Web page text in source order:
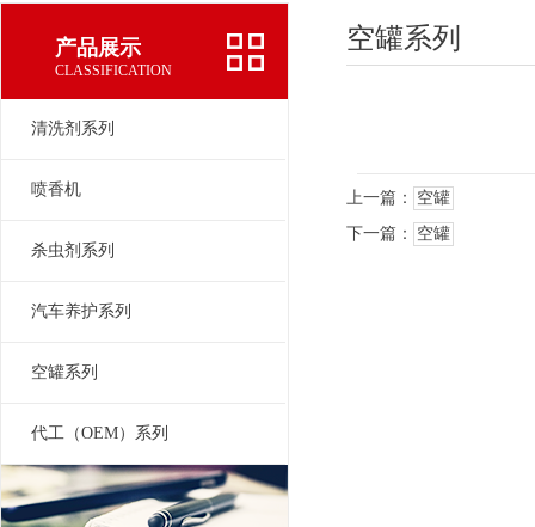
产品展示
CLASSIFICATION
清洗剂系列
喷香机
杀虫剂系列
汽车养护系列
空罐系列
代工（OEM）系列
空罐系列
上一篇：
空罐
下一篇：
空罐